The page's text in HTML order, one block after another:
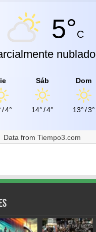
5°C
nublado
/4°
Sáb
14°/4°
Dom
13°/3°
Data fromTiempo3.com